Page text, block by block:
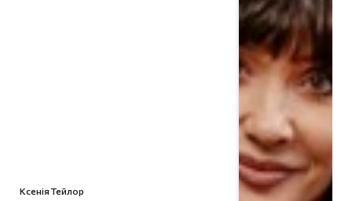
Ксенія Тейлор